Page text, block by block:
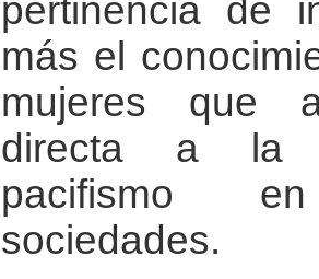
pertinencia de
más el
mujeres que
directa a la
pacifismo
sociedades.